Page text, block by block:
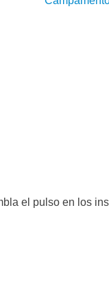
el pulso en los